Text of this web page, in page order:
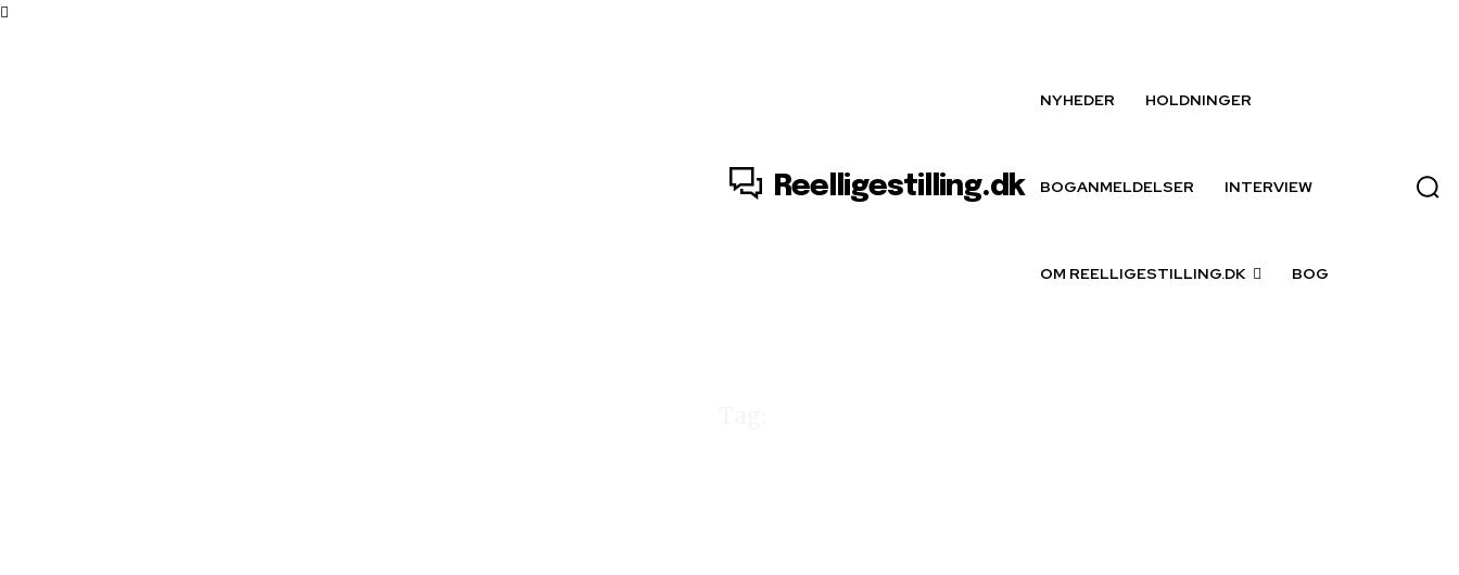
Reelligestilling.dk
NYHEDER HOLDNINGER
BOGANMELDELSER INTERVIEW
OM REELLIGESTILLING.DK BOG